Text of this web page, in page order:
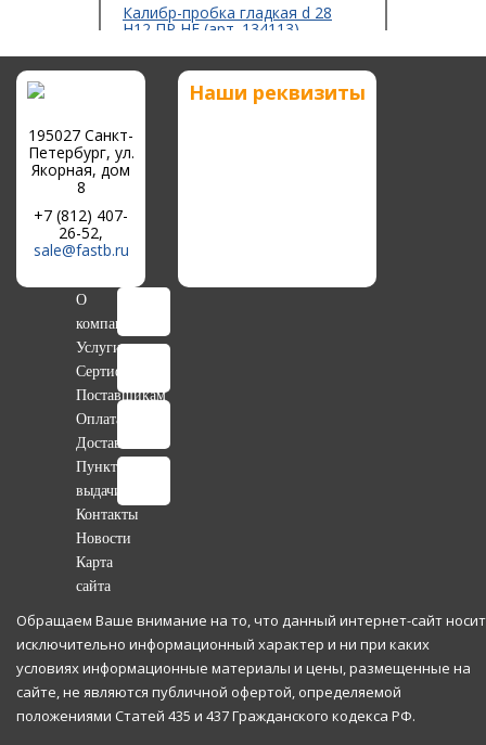
Калибр-пробка гладкая d 28
Н12 ПР НЕ (арт. 134113)
Н14 ПР (арт. 134021)
195027 Санкт-
Петербург, ул.
Якорная, дом
8
+7 (812) 407-
26-52,
sale@fastb.ru
Наши реквизиты
О
компании
Услуги
Сертификаты
Поставщикам
Оплата
Доставка
Пункты
выдачи
Контакты
Новости
Карта
сайта
Обращаем Ваше внимание на то, что данный интернет-сайт носит
исключительно информационный характер и ни при каких
условиях информационные материалы и цены, размещенные на
сайте, не являются публичной офертой, определяемой
положениями Статей 435 и 437 Гражданского кодекса РФ.